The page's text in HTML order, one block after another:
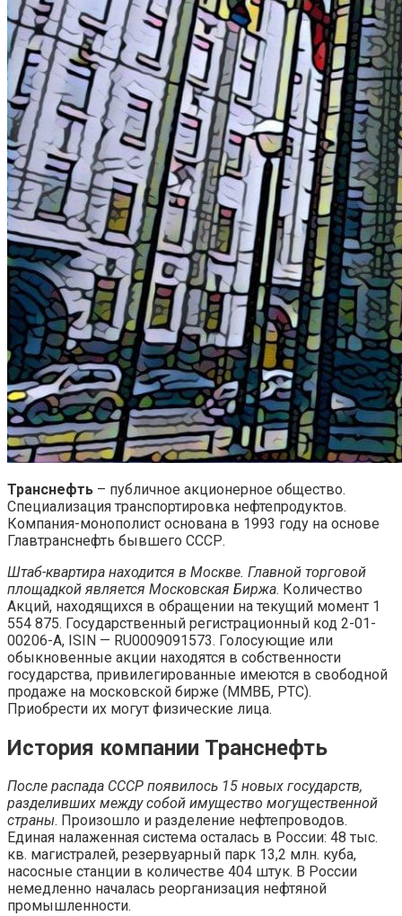
Транснефть – публичное акционерное общество.
Специализация транспортировка нефтепродуктов.
Компания-монополист основана в 1993 году на основе
Главтранснефть бывшего СССР.
Штаб-квартира находится в Москве. Главной торговой
площадкой является Московская Биржа. Количество
Акций, находящихся в обращении на текущий момент 1
554 875. Государственный регистрационный код 2-01-
00206-А, ISIN — RU0009091573. Голосующие или
обыкновенные акции находятся в собственности
государства, привилегированные имеются в свободной
продаже на московской бирже (ММВБ, РТС).
Приобрести их могут физические лица.
История компании Транснефть
После распада СССР появилось 15 новых государств,
разделивших между собой имущество могущественной
страны. Произошло и разделение нефтепроводов.
Единая налаженная система осталась в России: 48 тыс.
кв. магистралей, резервуарный парк 13,2 млн. куба,
насосные станции в количестве 404 штук. В России
немедленно началась реорганизация нефтяной
промышленности.